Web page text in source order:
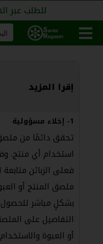
للطلب عبر
إقرا المزيد
1- إخلاء مسؤولية
تحقق دائمًا من
استخدام أي منتج.
فعلى الزبائن
ملصق المنتج أو
بشكلٍ مباشر
التفاصيل على
أو العبوة